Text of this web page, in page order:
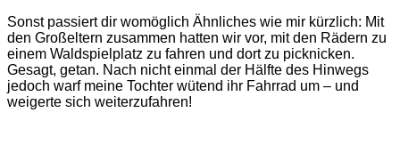
Sonst passiert dir womöglich Ähnliches wie mir kürzlich: Mit
den Großeltern zusammen hatten wir vor, mit den Rädern zu
einem Waldspielplatz zu fahren und dort zu picknicken.
Gesagt, getan. Nach nicht einmal der Hälfte des Hinwegs
jedoch warf meine Tochter wütend ihr Fahrrad um – und
weigerte sich weiterzufahren!